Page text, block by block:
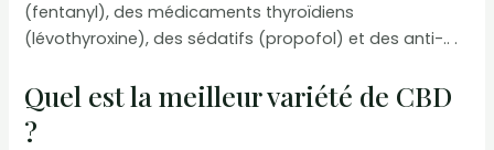
(fentanyl), des médicaments thyroïdiens
(lévothyroxine), des sédatifs (propofol) et des anti-.. .
Quel est la meilleur variété de CBD
?